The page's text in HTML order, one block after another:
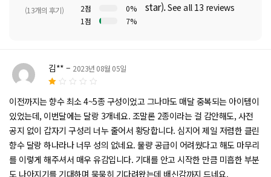
됨
(13개의 후기)
2점
0%
1점
7%
star).See all 13 reviews
중
에
서
1
평
가
됨
김** – 2023년 08월 05일
이전까지는 향수 최소 4~5종 구성이었고 그나마도 매달 중복되는 아이템이
있었는데, 이번달에는 달랑 3개네요. 조말론 2종이라는 걸 감안해도, 사전
공지 없이 갑자기 구성리 너누 줄어서 황당합니다. 심지어 제일 저렴한 클린
향수 달랑 하나라나 너무 성의 없네요. 물량 공급이 어려웠다고 해도 마무리
를 이렇게 해주셔서 매우 유감입니다. 기대를 안고 시작한 만큼 미흡한 부분
도 나아지기를 기대하며 묵묵히 기다려왔는데 배신감까지 드네요.